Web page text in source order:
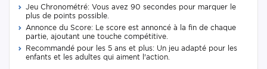
Jeu Chronométré: Vous avez 90 secondes pour marquer le
plus de points possible.
Annonce du Score: Le score est annoncé à la fin de chaque
partie, ajoutant une touche compétitive.
Recommandé pour les 5 ans et plus: Un jeu adapté pour les
enfants et les adultes qui aiment l'action.